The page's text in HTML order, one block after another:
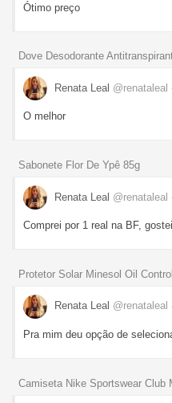
Ótimo preço
Dove Desodorante
Renata Leal @renataleal
O melhor
Sabonete Flor De Ypê 85g
Renata Leal @renataleal
Comprei por 1 real na BF,
Protetor Solar Minesol Oil
Renata Leal @renataleal
Pra mim deu opção de
Camiseta Nike Sportswear Club